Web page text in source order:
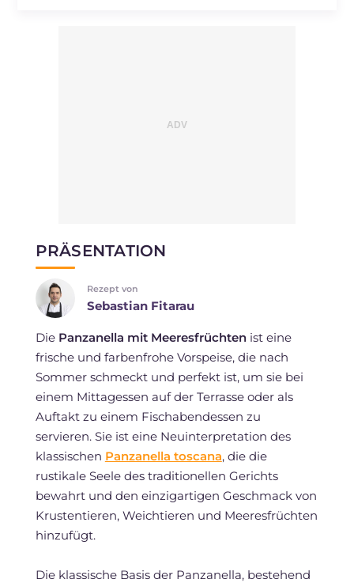
PRÄSENTATION
Rezept von
Sebastian Fitarau
Die Panzanella mit Meeresfrüchtenist eine
frische und farbenfrohe Vorspeise, die nach
Sommer schmeckt und perfekt ist, um sie bei
einem Mittagessen auf der Terrasse oder als
Auftakt zu einem Fischabendessen zu
servieren. Sie ist eine Neuinterpretation des
klassischen Panzanella toscana, die die
rustikale Seele des traditionellen Gerichts
bewahrt und den einzigartigen Geschmack von
Krustentieren, Weichtieren und Meeresfrüchten
hinzufügt.
Die klassische Basis der Panzanella, bestehend